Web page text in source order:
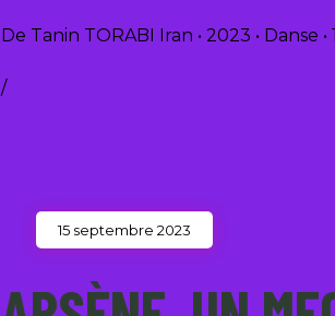
De Tanin TORABI Iran • 2023 •
/
15 septembre 2023